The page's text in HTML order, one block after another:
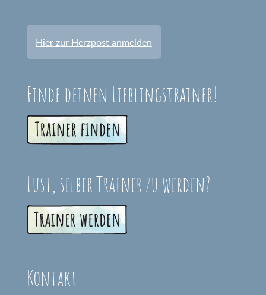
Hier zur Herzpost anmelden
Finde deinen Lieblingstrainer!
Lust, selber Trainer zu werden?
Kontakt